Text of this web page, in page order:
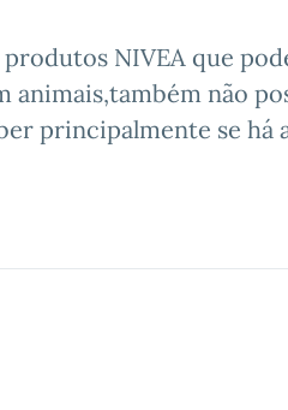
produtos NIVEA que
animais,também não
principalmente se